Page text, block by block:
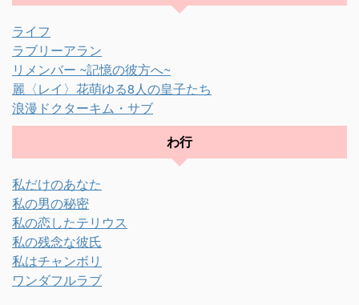
ライフ
ラブリーアラン
リメンバー ~記憶の彼方へ~
麗〈レイ〉花萌ゆる8人の皇子たち
浪漫ドクターキム・サブ
わ行
私だけのあなた
私の男の秘密
私の恋したテリウス
私の残念な彼氏
私はチャンボリ
ワンダフルラブ